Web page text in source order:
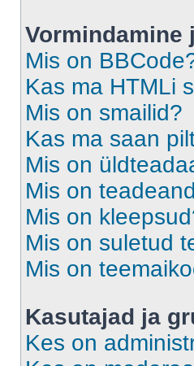
Vormindamine
Mis on
Kas ma HTMLi
Mis on smailid?
Kas ma saan
Mis on
Mis on
Mis on
Mis on suletud
Mis on
Kasutajad ja
Kes on